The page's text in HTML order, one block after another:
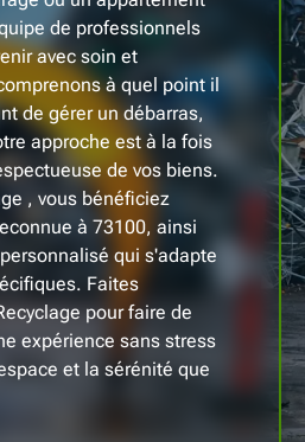
de professionnels
avec soin et
à quel point il
de gérer un débarras,
approche est à la fois
de vos biens.
, vous bénéficiez
à 73100, ainsi
qui s'adapte
Faites
pour faire de
expérience sans stress
et la sérénité que